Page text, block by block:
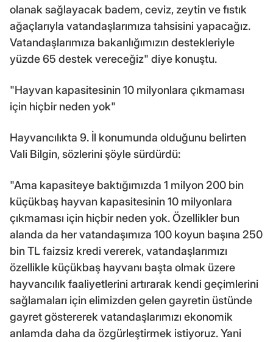
olanak sağlayacak badem, ceviz, zeytin ve fıstık
ağaçlarıyla vatandaşlarımıza tahsisini yapacağız.
Vatandaşlarımıza bakanlığımızın destekleriyle
yüzde 65 destek vereceğiz" diye konuştu.
"Hayvan kapasitesinin 10 milyonlara çıkmaması
için hiçbir neden yok"
Hayvancılıkta 9. İl konumunda olduğunu belirten
Vali Bilgin, sözlerini şöyle sürdürdü:
"Ama kapasiteye baktığımızda 1 milyon 200 bin
küçükbaş hayvan kapasitesinin 10 milyonlara
çıkmaması için hiçbir neden yok. Özellikler bun
alanda da her vatandaşımıza 100 koyun başına 250
bin TL faizsiz kredi vererek, vatandaşlarımızı
özellikle küçükbaş hayvanı başta olmak üzere
hayvancılık faaliyetlerini artırarak kendi geçimlerini
sağlamaları için elimizden gelen gayretin üstünde
gayret göstererek vatandaşlarımızı ekonomik
anlamda daha da özgürleştirmek istiyoruz. Yani